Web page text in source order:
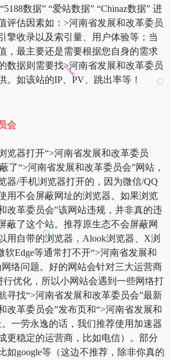
数据” “爱站数据” “Chinaz数据” 进
评估因素如：>河南省发展和改革委员
擎收录以及索引量、用户体验等；当
，最主要还是需要根据您自身的需求
数据则需要找>河南省发展和改革委员
。如该站的IP、PV、跳出率等！
会
览器打开“>河南省发展和改革委员
了“>河南省发展和改革委员会”网站，
器/手机浏览器打开的，因为微信/QQ
用不会屏蔽网址的浏览器。如果浏览
改革委员会”该网站违规，并非真的违
蔽了这个站。推荐原生态不会屏蔽网
用自带的浏览器，Alook浏览器、X浏
Edge等通常打不开“>河南省发展和
络问题。好的网站会针对三大运营商
行优化，所以小网站会遇到一些网络打
寻找“>河南省发展和改革委员会”最新
改革委员会”发布页和“>河南省发展和
一劳永逸的话，我们推荐使用加速器
更稳定的运营商，比如电信）。部分
如google等（这边不推荐，除非你真的